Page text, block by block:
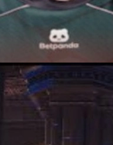
bởiMichael
IEM Cologne 2026
IEM Cologne Major
pool, phong độ và dự